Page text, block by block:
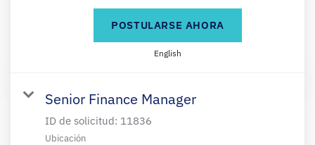
POSTULARSE AHORA
English
Senior Finance Manager
ID de solicitud: 11836
Ubicación